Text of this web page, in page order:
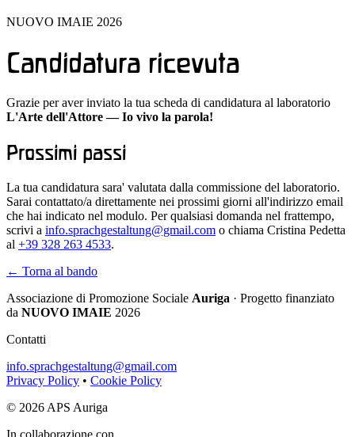
NUOVO IMAIE 2026
Candidatura ricevuta
Grazie per aver inviato la tua scheda di candidatura al laboratorio
L'Arte dell'Attore — Io vivo la parola!
Prossimi passi
La tua candidatura sara' valutata dalla commissione del laboratorio.
Sarai contattato/a direttamente nei prossimi giorni all'indirizzo email
che hai indicato nel modulo. Per qualsiasi domanda nel frattempo,
scrivi a info.sprachgestaltung@gmail.com o chiama Cristina Pedetta
al +39 328 263 4533.
← Torna al bando
Associazione di Promozione Sociale Auriga · Progetto finanziato
da NUOVO IMAIE 2026
Contatti
info.sprachgestaltung@gmail.com
Privacy Policy • Cookie Policy
© 2026 APS Auriga